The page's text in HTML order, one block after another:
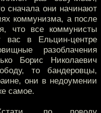
сначала они начинают
коммунизма, а после
что все коммунисты
в Ельцин-центре
разоблачения
Борис Николаевич
то бандеровцы,
они в недоумении
самое.